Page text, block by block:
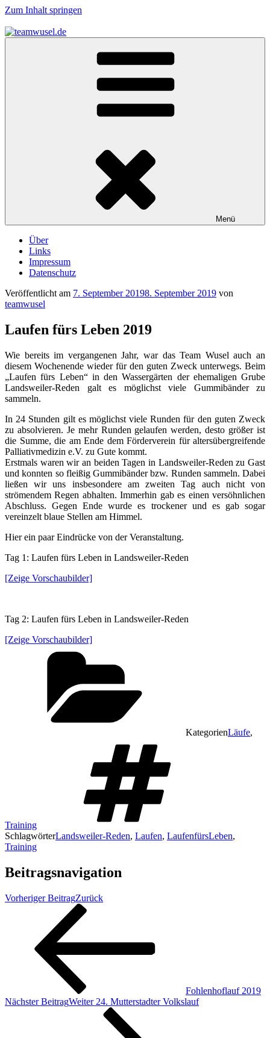
Zum Inhalt springen
Menü
Über
Links
Impressum
Datenschutz
Veröffentlicht am 7. September 20198. September 2019 von
teamwusel
Laufen fürs Leben 2019
Wie bereits im vergangenen Jahr, war das Team Wusel auch an
diesem Wochenende wieder für den guten Zweck unterwegs. Beim
„Laufen fürs Leben“ in den Wassergärten der ehemaligen Grube
Landsweiler-Reden galt es möglichst viele Gummibänder zu
sammeln.
In 24 Stunden gilt es möglichst viele Runden für den guten Zweck
zu absolvieren. Je mehr Runden gelaufen werden, desto größer ist
die Summe, die am Ende dem Förderverein für altersübergreifende
Palliativmedizin e.V. zu Gute kommt.
Erstmals waren wir an beiden Tagen in Landsweiler-Reden zu Gast
und konnten so fleißig Gummibänder bzw. Runden sammeln. Dabei
ließen wir uns insbesondere am zweiten Tag auch nicht von
strömendem Regen abhalten. Immerhin gab es einen versöhnlichen
Abschluss. Gegen Ende wurde es trockener und es gab sogar
vereinzelt blaue Stellen am Himmel.
Hier ein paar Eindrücke von der Veranstaltung.
Tag 1: Laufen fürs Leben in Landsweiler-Reden
[Zeige Vorschaubilder]
Tag 2: Laufen fürs Leben in Landsweiler-Reden
[Zeige Vorschaubilder]
KategorienLäufe,
Training
SchlagwörterLandsweiler-Reden, Laufen, LaufenfürsLeben,
Training
Beitragsnavigation
Vorheriger BeitragZurück
Fohlenhoflauf 2019
Nächster BeitragWeiter 24. Mutterstadter Volkslauf